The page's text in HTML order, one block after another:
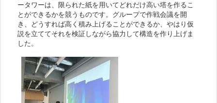
ータワーは、限られた紙を用いてどれだけ高い塔を作るこ
とができるかを競うものです。グループで作戦会議を開
き、どうすれば高く積み上げることができるか、やはり仮
説を立ててそれを検証しながら協力して構造を作り上げま
した。